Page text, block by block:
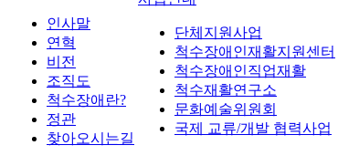
인사말
연혁
비전
조직도
척수장애란?
정관
찾아오시는길
단체지원사업
척수장애인재활지원센터
척수장애인직업재활
척수재활연구소
문화예술위원회
국제 교류/개발 협력사업